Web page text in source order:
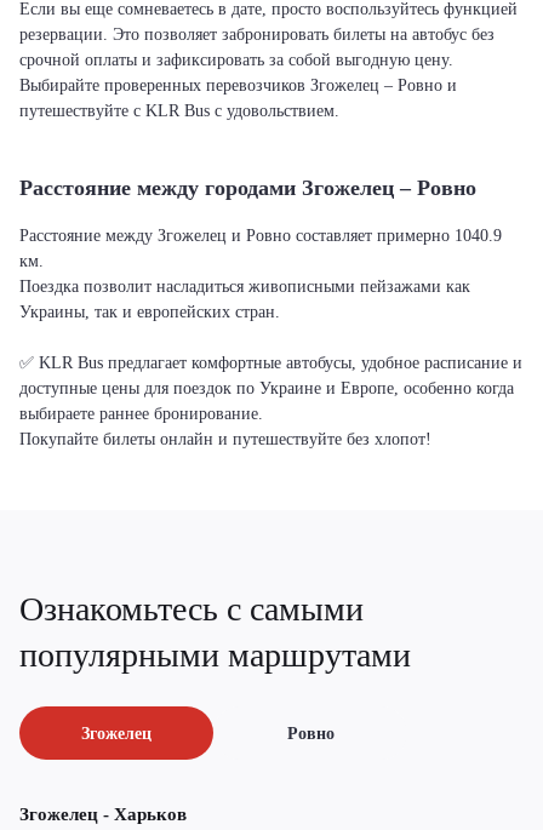
Если вы еще сомневаетесь в дате, просто воспользуйтесь функцией
резервации. Это позволяет забронировать билеты на автобус без
срочной оплаты и зафиксировать за собой выгодную цену.
Выбирайте проверенных перевозчиков Згожелец – Ровно и
путешествуйте с KLR Bus с удовольствием.
Расстояние между городами Згожелец – Ровно
Расстояние между Згожелец и Ровно составляет примерно 1040.9
км.
Поездка позволит насладиться живописными пейзажами как
Украины, так и европейских стран.
✅ KLR Bus предлагает комфортные автобусы, удобное расписание и
доступные цены для поездок по Украине и Европе, особенно когда
выбираете раннее бронирование.
Покупайте билеты онлайн и путешествуйте без хлопот!
Ознакомьтесь с самыми
популярными маршрутами
Згожелец Ровно
Згожелец - Харьков